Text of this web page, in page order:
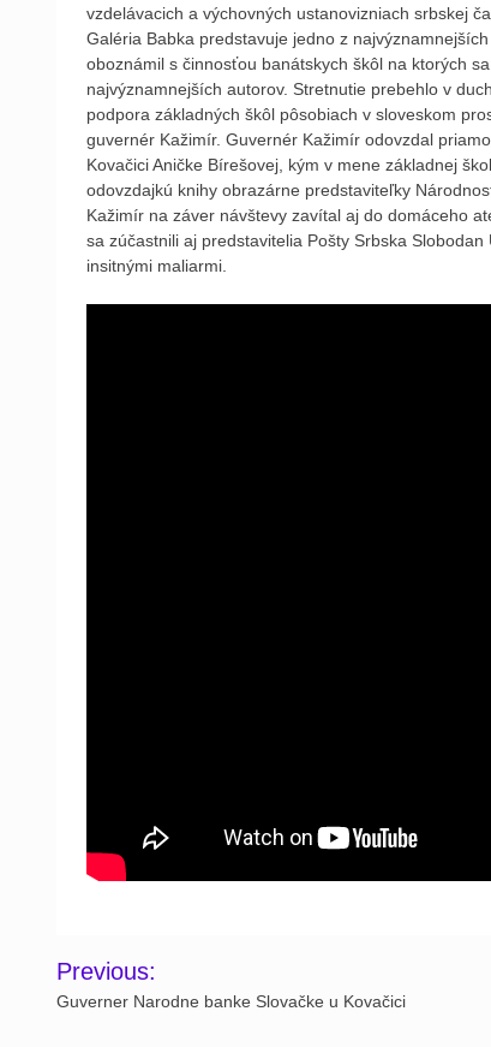
vzdelávacich a výchovných ustanovizniach srbskej
Galéria Babka predstavuje jedno z
oboznámil s činnosťou banátskych škôl na ktorých
najvýznamnejších autorov. Stretnutie prebehlo v
podpora základných škôl pôsobiach v sloveskom
guvernér Kažimír. Guvernér Kažimír odovzdal
Kovačici Aničke Bírešovej, kým v mene základnej
odovzdajkú knihy obrazárne predstaviteľky
Kažimír na záver návštevy zavítal aj do domáceho
sa zúčastnili aj predstavitelia Pošty Srbska
insitnými maliarmi.
Post
navigation
Previous:
Guverner Narodne banke Slovačke u Kovačici